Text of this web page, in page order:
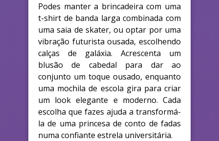
Podes manter a brincadeira com uma
t-shirt de banda larga combinada com
uma saia de skater, ou optar por uma
vibração futurista ousada, escolhendo
calças de galáxia. Acrescenta um
blusão de cabedal para dar ao
conjunto um toque ousado, enquanto
uma mochila de escola gira para criar
um look elegante e moderno. Cada
escolha que fazes ajuda a transformá-
la de uma princesa de conto de fadas
numa confiante estrela universitária.